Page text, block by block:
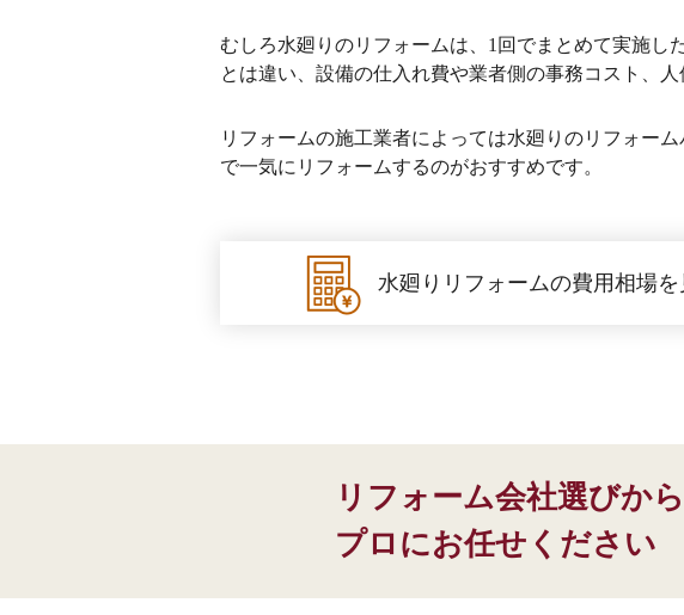
むしろ水廻りのリフォームは、1回でまとめて実施し
とは違い、設備の仕入れ費や業者側の事務コスト、
リフォームの施工業者によっては水廻りのリフォー
で一気にリフォームするのがおすすめです。
水廻りリフォームの費用相場を
リフォーム会社選びから
プロにお任せください